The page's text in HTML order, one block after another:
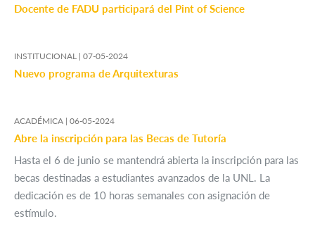
Docente de FADU participará del Pint of Science
INSTITUCIONAL | 07-05-2024
Nuevo programa de Arquitexturas
ACADÉMICA | 06-05-2024
Abre la inscripción para las Becas de Tutoría
Hasta el 6 de junio se mantendrá abierta la inscripción para las
becas destinadas a estudiantes avanzados de la UNL. La
dedicación es de 10 horas semanales con asignación de
estímulo.